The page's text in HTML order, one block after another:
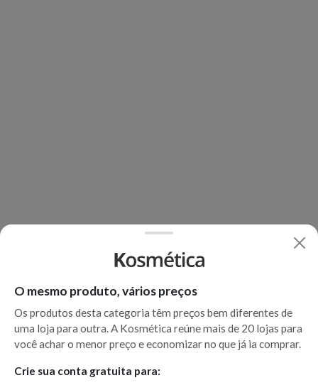
O mesmo produto, vários preços
Os produtos desta categoria têm preços bem diferentes de
uma loja para outra. A Kosmética reúne mais de 20 lojas para
você achar o menor preço e economizar no que já ia comprar.
Crie sua conta gratuita para: